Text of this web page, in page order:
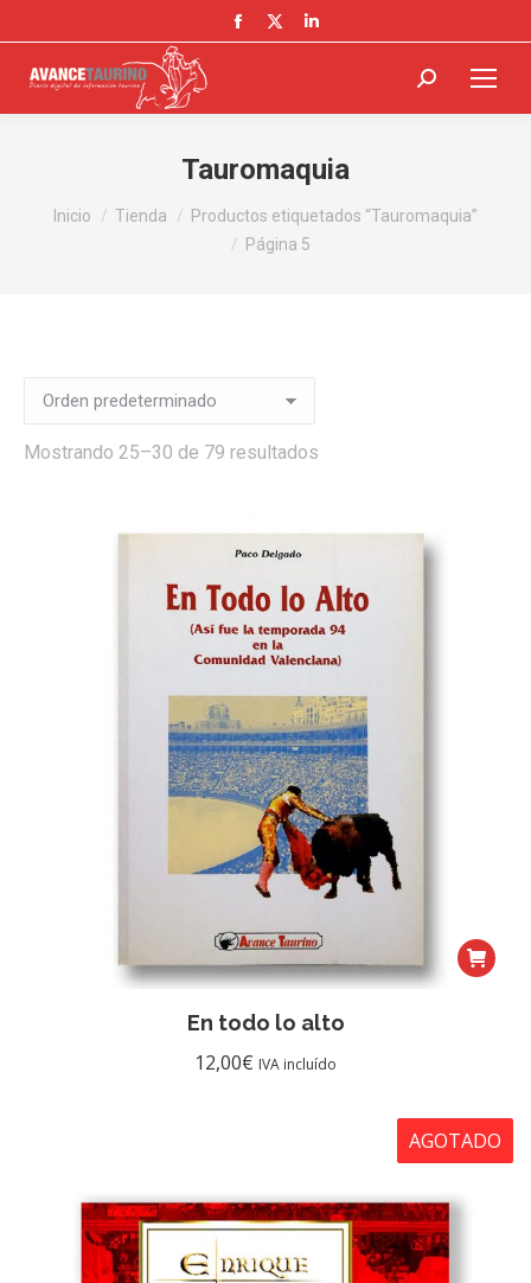
Facebook
page
in
window
page
in
window
page
in
window
Buscar:
Tauromaquia
Estás aquí:
Inicio Tienda
Productos etiquetados “Tauromaquia”
Página 5
Mostrando 25–30 de 79 resultados
En todo lo alto
12,00€ IVA incluído
AGOTADO